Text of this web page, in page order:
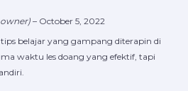
– October 5, 2022
belajar yang gampang diterapin di
waktu les doang yang efektif, tapi